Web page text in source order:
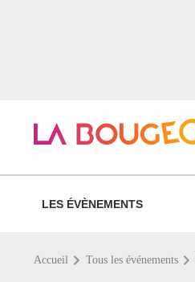
LES ÉVÈNEMENTS
Accueil Tous les événements